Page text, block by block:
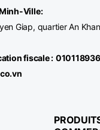
Ville:
Giap, quartier An
fiscale :